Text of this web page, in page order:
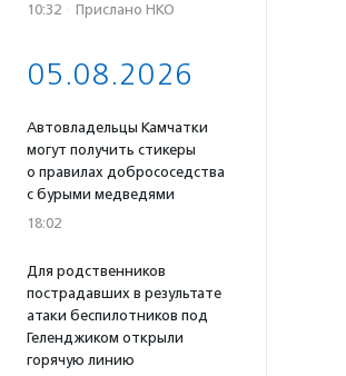
10:32 · Прислано НКО
05.08.2026
Автовладельцы Камчатки
могут получить стикеры
о правилах добрососедства
с бурыми медведями
18:02
Для родственников
пострадавших в результате
атаки беспилотников под
Геленджиком открыли
горячую линию